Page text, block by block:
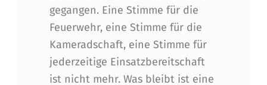
gegangen. Eine Stimme für die
Feuerwehr, eine Stimme für die
Kameradschaft, eine Stimme für
jederzeitige Einsatzbereitschaft
ist nicht mehr. Was bleibt ist eine